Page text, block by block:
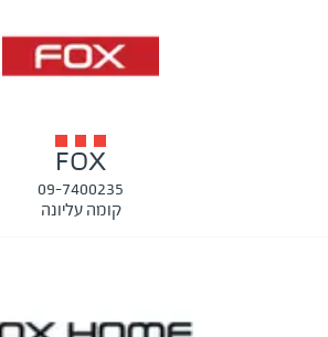
FOX
09-7400235
קומה עליונה